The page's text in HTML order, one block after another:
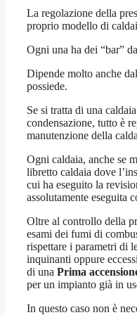
La regolazione della
proprio modello di
Ogni una ha dei “bar”
Dipende molto anche
possiede.
Se si tratta di una
condensazione, tutto è
manutenzione della
Ogni caldaia, anche se
libretto caldaia dove
cui ha eseguito la
assolutamente eseguita
Oltre al controllo della
esami dei fumi di
rispettare i parametri di
inquinanti oppure
di una Prima
per un impianto già in
In questo caso non è